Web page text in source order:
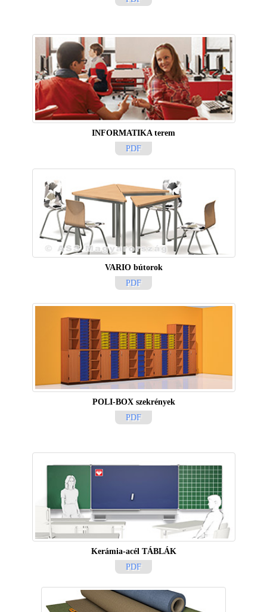
INFORMATIKA terem
PDF
VARIO bútorok
PDF
POLI-BOX szekrények
PDF
Kerámia-acél TÁBLÁK
PDF